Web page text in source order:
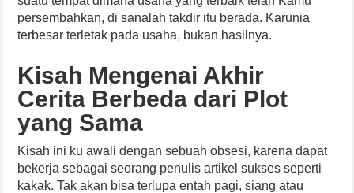
persembahkan, di sanalah takdir itu berada. Karunia
terbesar terletak pada usaha, bukan hasilnya.
Kisah Mengenai Akhir
Cerita Berbeda dari Plot
yang Sama
Kisah ini ku awali dengan sebuah obsesi, karena dapat
bekerja sebagai seorang penulis artikel sukses seperti
kakak. Tak akan bisa terlupa entah pagi, siang atau